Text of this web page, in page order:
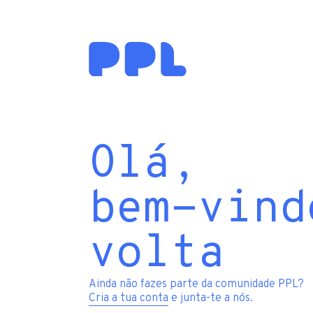
Olá,
bem-
volta
Ainda não fazes parte da comunidade PPL?
Cria a tua conta e junta-te a nós.